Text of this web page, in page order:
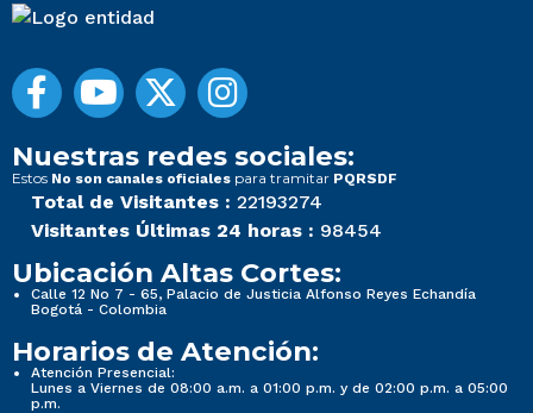
Nuestras redes sociales:
Estos No son canales oficiales para tramitar PQRSDF
Total de Visitantes : 22193274
Visitantes Últimas 24 horas : 98454
Ubicación Altas Cortes:
Calle 12 No 7 - 65, Palacio de Justicia Alfonso Reyes Echandía
Bogotá - Colombia
Horarios de Atención:
Atención Presencial:
Lunes a Viernes de 08:00 a.m. a 01:00 p.m. y de 02:00 p.m. a 05:00
p.m.